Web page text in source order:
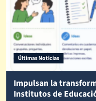
Últimas Noticias
Impulsan la
Institutos de